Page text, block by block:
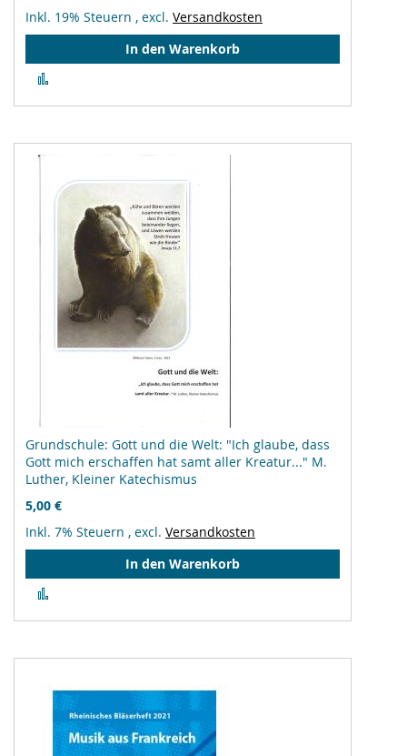
Inkl. 19% Steuern , excl. Versandkosten
In den Warenkorb
hinzufügen
Grundschule: Gott und die Welt: "Ich glaube, dass
Gott mich erschaffen hat samt aller Kreatur..." M.
Luther, Kleiner Katechismus
5,00 €
Inkl. 7% Steuern , excl. Versandkosten
In den Warenkorb
hinzufügen